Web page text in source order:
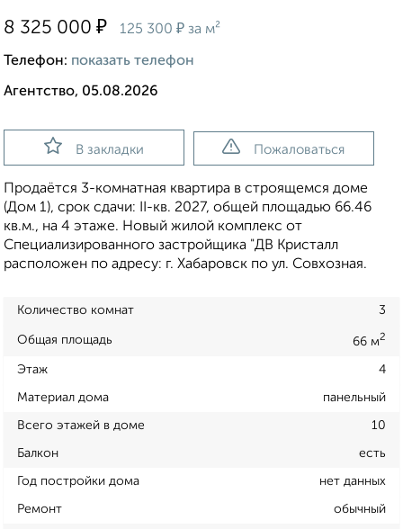
8 325 000 ₽ 125 300 ₽ за м²
Телефон: показать телефон
Агентство, 05.08.2026
В закладки Пожаловаться
Продаётся 3-комнатная квартира в строящемся доме
(Дом 1), срок сдачи: II-кв. 2027, общей площадью 66.46
кв.м., на 4 этаже. Новый жилой комплекс от
Специализированного застройщика "ДВ Кристалл
расположен по адресу: г. Хабаровск по ул. Совхозная.
Количество комнат 3
Общая площадь 66 м2
Этаж 4
Материал дома панельный
Всего этажей в доме 10
Балкон есть
Год постройки дома нет данных
Ремонт обычный